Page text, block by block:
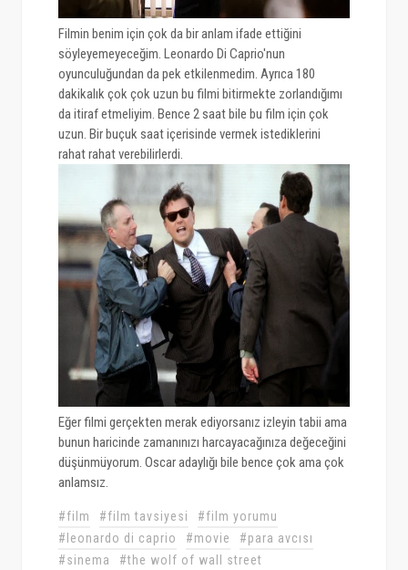
Filmin benim için çok da bir anlam ifade ettiğini
söyleyemeyeceğim. Leonardo Di Caprio'nun
oyunculuğundan da pek etkilenmedim. Ayrıca 180
dakikalık çok çok uzun bu filmi bitirmekte zorlandığımı
da itiraf etmeliyim. Bence 2 saat bile bu film için çok
uzun. Bir buçuk saat içerisinde vermek istediklerini
rahat rahat verebilirlerdi.
Eğer filmi gerçekten merak ediyorsanız izleyin tabii ama
bunun haricinde zamanınızı harcayacağınıza değeceğini
düşünmüyorum. Oscar adaylığı bile bence çok ama çok
anlamsız.
#film #film tavsiyesi
#film yorumu
#leonardo di caprio
#movie
#para avcısı
#sinema
#the wolf of wall street